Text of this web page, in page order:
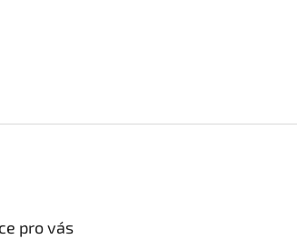
pro vás